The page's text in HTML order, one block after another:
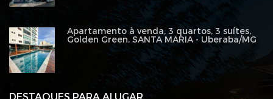
Apartamento à venda, 3 quartos, 3 suítes,
Golden Green, SANTA MARIA - Uberaba/MG